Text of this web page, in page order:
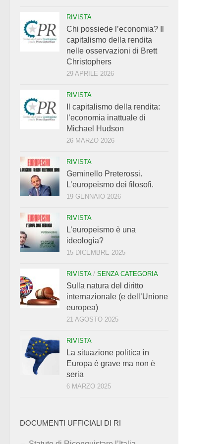
RIVISTA
Chi possiede l’economia? Il
capitalismo della rendita
nelle osservazioni di Brett
Christophers
29 APRILE 2026
RIVISTA
Il capitalismo della rendita:
l’economia inattuale di
Michael Hudson
26 MARZO 2026
RIVISTA
Geminello Preterossi.
L’europeismo dei filosofi.
19 GENNAIO 2026
RIVISTA
L’europeismo è una
ideologia?
15 DICEMBRE 2025
RIVISTA/ SENZA CATEGORIA
Sulla natura del diritto
internazionale (e dell’Unione
europea)
21 AGOSTO 2025
RIVISTA
La situazione politica in
Europa è grave ma non è
seria
6 MARZO 2025
DOCUMENTI UFFICIALI DI RI